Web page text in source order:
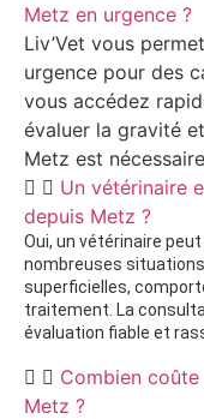
Metz en urgence ?
Liv’Vet vous
urgence pour des
vous accédez
évaluer la gravité
Metz est
Un vétérinaire
depuis Metz ?
Oui, un vétérinaire
nombreuses
superficielles,
traitement. La
évaluation fiable et
Combien
Metz ?